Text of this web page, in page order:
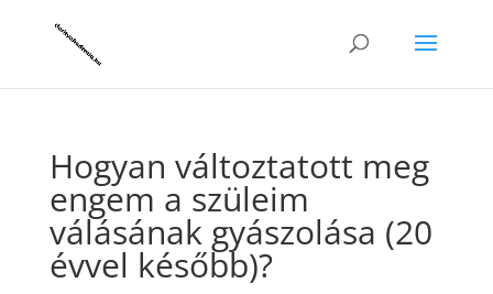
Hogyan változtatott meg
engem a szüleim
válásának gyászolása (20
évvel később)?